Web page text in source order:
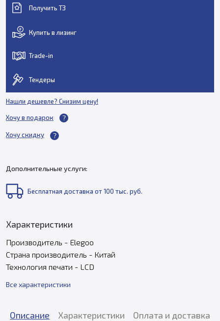
Получить ТЗ
Купить в лизинг
Trade-in
Тендеры
Нашли дешевле? Снизим цену!
Хочу в подарок
Хочу скидку
Дополнительные услуги:
Бесплатная доставка от 100 тыс. руб.
Характеристики
Производитель - Elegoo
Страна производитель - Китай
Технология печати - LCD
Все характеристики
Описание Характеристики Оплата и доставка